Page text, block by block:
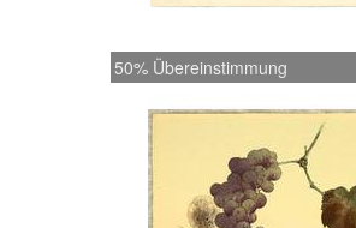
50% Übereinstimmung